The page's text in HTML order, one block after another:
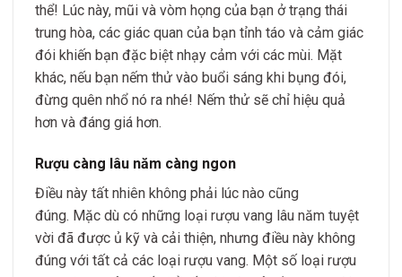
thể! Lúc này, mũi và vòm họng của bạn ở trạng thái
trung hòa, các giác quan của bạn tỉnh táo và cảm giác
đói khiến bạn đặc biệt nhạy cảm với các mùi. Mặt
khác, nếu bạn nếm thử vào buổi sáng khi bụng đói,
đừng quên nhổ nó ra nhé! Nếm thử sẽ chỉ hiệu quả
hơn và đáng giá hơn.
Rượu càng lâu năm càng ngon
Điều này tất nhiên không phải lúc nào cũng
đúng. Mặc dù có những loại rượu vang lâu năm tuyệt
vời đã được ủ kỹ và cải thiện, nhưng điều này không
đúng với tất cả các loại rượu vang. Một số loại rượu